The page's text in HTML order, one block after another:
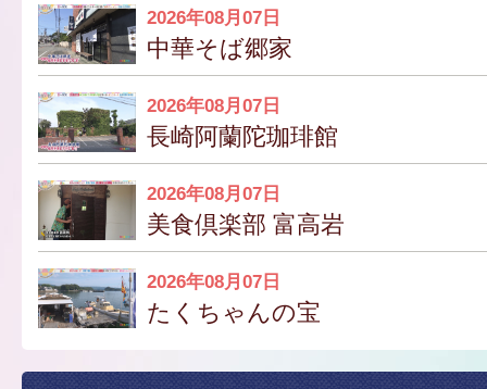
2026年08月07日
中華そば郷家
2026年08月07日
長崎阿蘭陀珈琲館
2026年08月07日
美食倶楽部 富高岩
2026年08月07日
たくちゃんの宝